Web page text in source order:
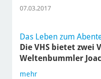
07.03.2017
Das Leben zum
Die VHS bietet zwei
Weltenbummler
mehr